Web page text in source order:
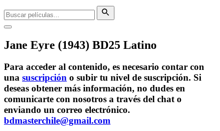
Jane Eyre (1943) BD25 Latino
Para acceder al contenido, es necesario contar con
una suscripción o subir tu nivel de suscripción. Si
deseas obtener más información, no dudes en
comunicarte con nosotros a través del chat o
enviando un correo electrónico.
bdmasterchile@gmail.com